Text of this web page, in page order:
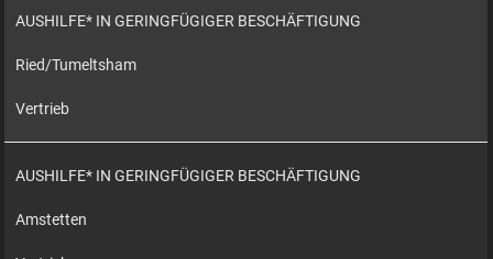
AUSHILFE* IN GERINGFÜGIGER BESCHÄFTIGUNG
Ried/Tumeltsham
Vertrieb
AUSHILFE* IN GERINGFÜGIGER BESCHÄFTIGUNG
Amstetten